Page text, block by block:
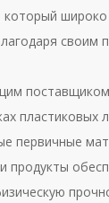
широко
своим
поставщиком
пластиковых
первичные
продукты